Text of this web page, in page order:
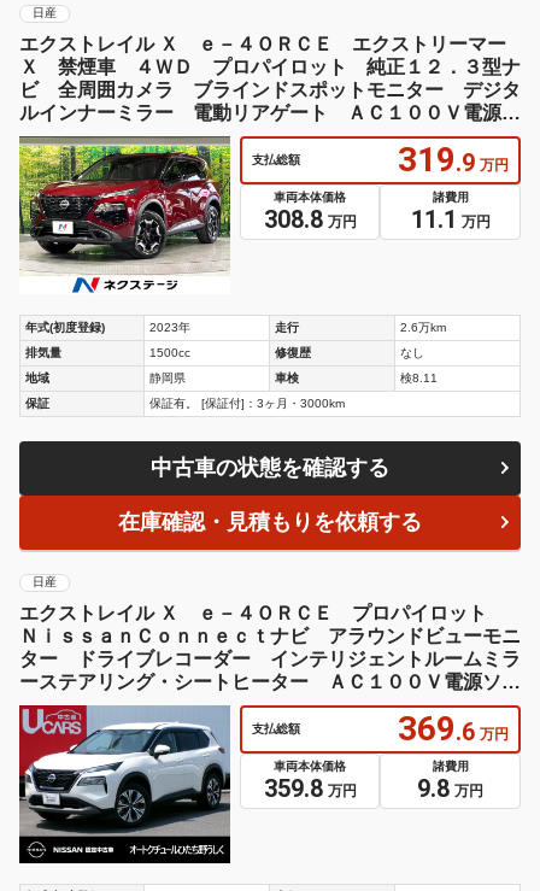
日産
エクストレイル Ｘ ｅ－４ＯＲＣＥ エクストリーマー
Ｘ 禁煙車 ４ＷＤ プロパイロット 純正１２．３型ナ
ビ 全周囲カメラ ブラインドスポットモニター デジタ
ルインナーミラー 電動リアゲート ＡＣ１００Ｖ電源
パワーシート ＥＴＣ シートヒーター
支払総額 319.9 万円
車両本体価格
308.8 万円
諸費用
11.1 万円
年式(初度登録) 2023年 走行
2.6万km
排気量
1500cc 修復歴
なし
地域
静岡県 車検
検8.11
保証
保証有。 [保証付]：3ヶ月・3000km
中古車の状態を確認する
在庫確認・見積もりを依頼する
日産
エクストレイル Ｘ ｅ－４ＯＲＣＥ プロパイロット
ＮｉｓｓａｎＣｏｎｎｅｃｔナビ アラウンドビューモニ
ター ドライブレコーダー インテリジェントルームミラ
ーステアリング・シートヒーター ＡＣ１００Ｖ電源ソケ
ット１５００Ｗ ＥＴＣ２．０
支払総額 369.6 万円
車両本体価格
359.8 万円
諸費用
9.8 万円